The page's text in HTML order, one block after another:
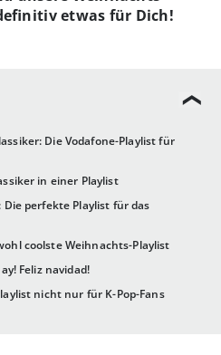
Die Vodafone-Playlist für
in einer Playlist
Die perfekte Playlist für das
coolste Weihnachts-Playlist
Feliz navidad!
nicht nur für K-Pop-Fans
etwas für Dich!